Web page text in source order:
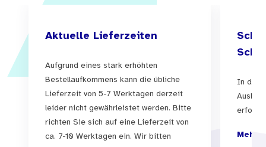
ist – sie konsumieren nie risikofrei, unabhängig
von der Menge.
Aktuelle Lieferzeiten
Aufgrund eines stark erhöhten
Bestellaufkommens kann die übliche
Lieferzeit von 5-7 Werktagen derzeit
leider nicht gewährleistet werden. Bitte
richten Sie sich auf eine Lieferzeit von
ca. 7-10 Werktagen ein. Wir bitten
In der
Mehr